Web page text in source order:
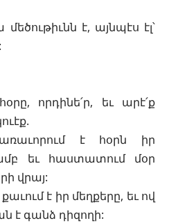
է, այնպէս էլ՝
որդինե՛ր, եւ արէ՛ք
է հօրն իր
եւ հաստատում մօր
վրայ:
է իր մեղքերը, եւ ով
է գանձ դիզողի: